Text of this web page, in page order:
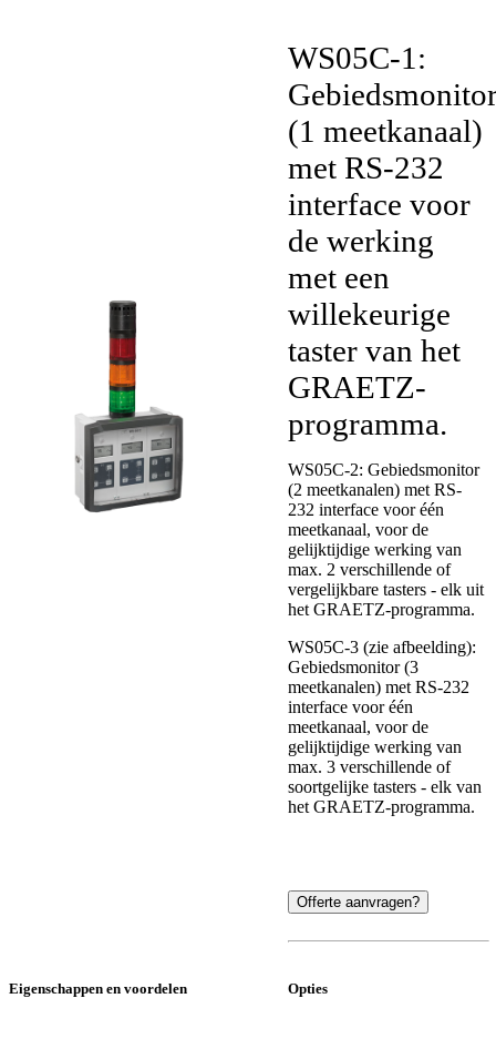
WS05C-1:
(1 meetkanaal)
met RS-232
interface voor
de werking
met een
willekeurige
taster van het
GRAETZ-
programma.
WS05C-2: Gebiedsmonitor
(2 meetkanalen) met RS-
232 interface voor één
meetkanaal, voor de
gelijktijdige werking van
max. 2 verschillende of
vergelijkbare tasters - elk uit
het GRAETZ-programma.
WS05C-3 (zie afbeelding):
Gebiedsmonitor (3
meetkanalen) met RS-232
interface voor één
meetkanaal, voor de
gelijktijdige werking van
max. 3 verschillende of
soortgelijke tasters - elk van
het GRAETZ-programma.
Offerte aanvragen?
Eigenschappen en voordelen Opties